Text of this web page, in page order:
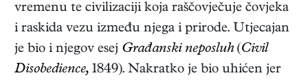
vremenu te civilizaciji koja raščovječuje čovjeka
i raskida vezu između njega i prirode. Utjecajan
je bio i njegov esej Građanski neposluh(Civil
Disobedience, 1849). Nakratko je bio uhićen jer